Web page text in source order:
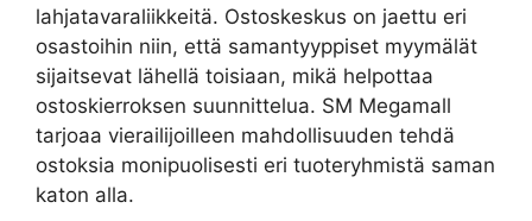
lahjatavaraliikkeitä. Ostoskeskus on jaettu eri
osastoihin niin, että samantyyppiset myymälät
sijaitsevat lähellä toisiaan, mikä helpottaa
ostoskierroksen suunnittelua. SM Megamall
tarjoaa vierailijoilleen mahdollisuuden tehdä
ostoksia monipuolisesti eri tuoteryhmistä saman
katon alla.